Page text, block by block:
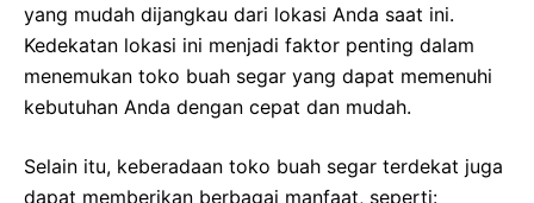
yang mudah dijangkau dari lokasi Anda saat ini.
Kedekatan lokasi ini menjadi faktor penting dalam
menemukan toko buah segar yang dapat memenuhi
kebutuhan Anda dengan cepat dan mudah.
Selain itu, keberadaan toko buah segar terdekat juga
dapat memberikan berbagai manfaat, seperti: